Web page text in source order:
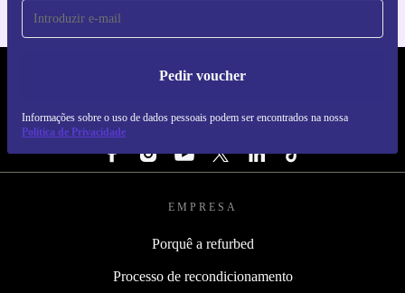
Pedir voucher
Informações sobre o uso de dados pessoais podem ser encontrados na nossa
Política de Privacidade
REFURBED PORTUGAL - RETHINK NEW.
SEGUE-NOS
EMPRESA
Porquê a refurbed
Processo de recondicionamento